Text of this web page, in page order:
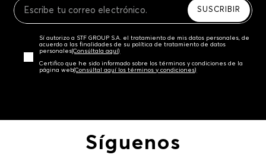
SUSCRIBIR
Sí autorizo a STF GROUP S.A. el tratamiento de mis datos personales, de
acuerdo a las finalidades de su política de tratamiento de datos
personales‎(Consúltala aquí)
Certifico que he sido informado sobre los términos y condiciones de la
página web‎(Consúltal aquí los términos y condiciones)
Síguenos